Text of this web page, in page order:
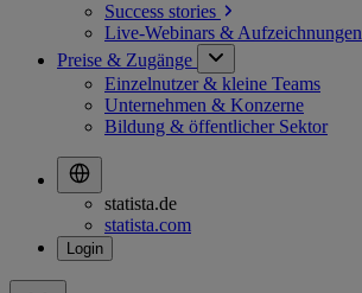
Success stories
Live-Webinars & Aufzeichnungen
Preise & Zugänge
Einzelnutzer & kleine Teams
Unternehmen & Konzerne
Bildung & öffentlicher Sektor
statista.de
statista.com